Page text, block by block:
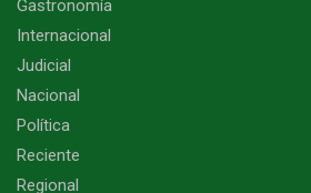
Gastronomía
Internacional
Judicial
Nacional
Política
Reciente
Regional